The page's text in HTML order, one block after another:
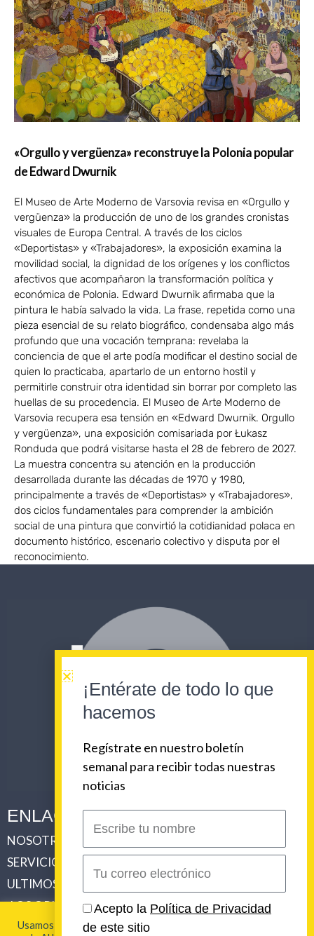
«Orgullo y vergüenza» reconstruye la Polonia popular
de Edward Dwurnik
El Museo de Arte Moderno de Varsovia revisa en «Orgullo y
vergüenza» la producción de uno de los grandes cronistas
visuales de Europa Central. A través de los ciclos
«Deportistas» y «Trabajadores», la exposición examina la
movilidad social, la dignidad de los orígenes y los conflictos
afectivos que acompañaron la transformación política y
económica de Polonia. Edward Dwurnik afirmaba que la
pintura le había salvado la vida. La frase, repetida como una
pieza esencial de su relato biográfico, condensaba algo más
profundo que una vocación temprana: revelaba la
conciencia de que el arte podía modificar el destino social de
quien lo practicaba, apartarlo de un entorno hostil y
permitirle construir otra identidad sin borrar por completo las
huellas de su procedencia. El Museo de Arte Moderno de
Varsovia recupera esa tensión en «Edward Dwurnik. Orgullo
y vergüenza», una exposición comisariada por Łukasz
Ronduda que podrá visitarse hasta el 28 de febrero de 2027.
La muestra concentra su atención en la producción
desarrollada durante las décadas de 1970 y 1980,
principalmente a través de «Deportistas» y «Trabajadores»,
dos ciclos fundamentales para comprender la ambición
social de una pintura que convirtió la cotidianidad polaca en
documento histórico, escenario colectivo y disputa por el
reconocimiento.
ENLACES CORPORATIVOS
NOSOTROS
SERVICIOS
ULTIMOS TRABAJOS
LOS ORIGENES DE URBAN BEAT
CONTACTO
Usamos cookies para brindarte la mejor experiencia en esta
¡Entérate de todo lo que
hacemos
Regístrate en nuestro boletín
semanal para recibir todas nuestras
noticias
nombre
electrónico
Acepto la Política de Privacidad
de este sitio